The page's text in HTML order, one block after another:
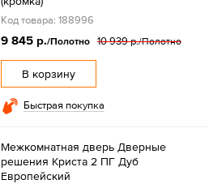
Код товара: 188996
9 845 р./Полотно 10 939 р./Полотно
В корзину
Быстрая покупка
Межкомнатная дверь Дверные
решения Криста 2 ПГ Дуб
Европейский